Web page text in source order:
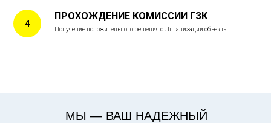
ПРОХОЖДЕНИЕ КОМИССИИ ГЗК
Получение положительного решения о Лнгализации объекта
МЫ — ВАШ НАДЕЖНЫЙ